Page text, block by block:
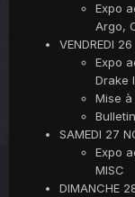
Expo
Argo,
VENDREDI
Expo
Drake
Mise
SAMEDI 27
Expo
MISC
DIMANCHE